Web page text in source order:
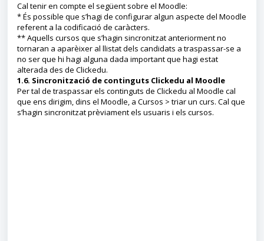
Cal tenir en compte el següent sobre el Moodle:
* És possible que s’hagi de configurar algun aspecte del Moodle
referent a la codificació de caràcters.
** Aquells cursos que s’hagin sincronitzat anteriorment no
tornaran a aparèixer al llistat dels candidats a traspassar-se a
no ser que hi hagi alguna dada important que hagi estat
alterada des de Clickedu.
1.6. Sincronització de continguts Clickedu al Moodle
Per tal de traspassar els continguts de Clickedu al Moodle cal
que ens dirigim, dins el Moodle, a Cursos > triar un curs. Cal que
s’hagin sincronitzat prèviament els usuaris i els cursos.